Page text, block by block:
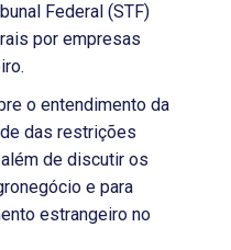
Federal (STF)
por empresas
o entendimento da
das restrições
de discutir os
e para
estrangeiro no